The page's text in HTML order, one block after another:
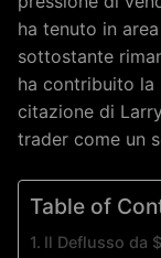
ha tenuto in area
sottostante
ha contribuito la
citazione di
trader come un
Table of
Il Deflusso da